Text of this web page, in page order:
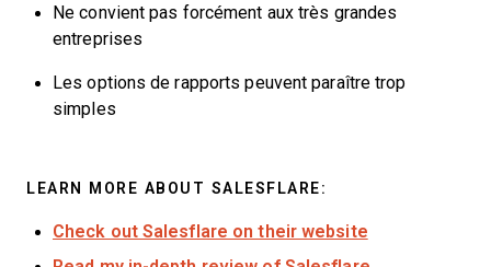
Ne convient pas forcément aux très grandes
entreprises
Les options de rapports peuvent paraître trop
simples
LEARN MORE ABOUT SALESFLARE:
Check out Salesflare on their website